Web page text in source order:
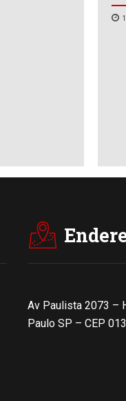
1
Av Paulista 2073 –
Paulo SP – CEP